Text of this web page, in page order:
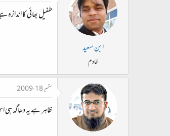
ابن سعید
خادم
طفیل بھائی کا اندازہ
ستمبر 18، 2009
ظاہر ہے یہ دھاگہ